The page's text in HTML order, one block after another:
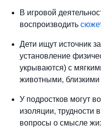
В игровой
воспроизводить
Дети ищут источник
установление
укрываются) с
животными,
У подростков могут
изоляции, трудности
вопросы о смысле